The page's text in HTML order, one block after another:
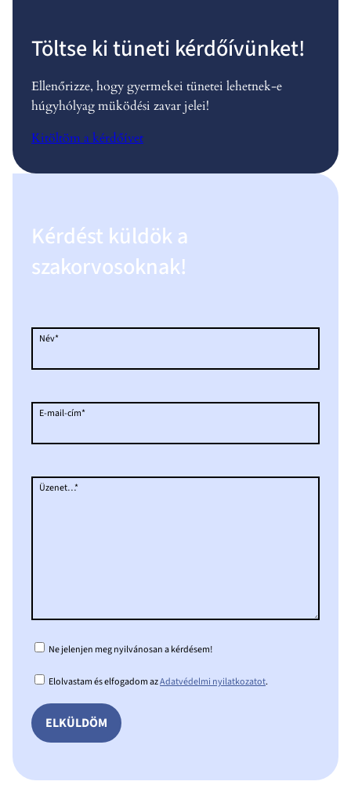
Töltse ki tüneti kérdőívünket!
Ellenőrizze, hogy gyermekei tünetei lehetnek-e
húgyhólyag müködési zavar jelei!
Kitöltöm a kérdőívet
Kérdést küldök a
szakorvosoknak!
Név*
E-mail-cím*
Üzenet…*
Ne jelenjen meg nyilvánosan a kérdésem!
Elolvastam és elfogadom azAdatvédelmi nyilatkozatot.